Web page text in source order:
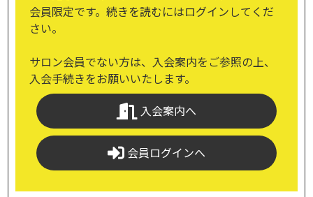
会員限定です。続きを読むにはログインしてくだ
さい。
サロン会員でない方は、入会案内をご参照の上、
入会手続きをお願いいたします。
入会案内へ
会員ログインへ